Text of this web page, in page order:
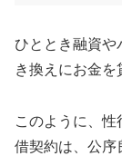
ひととき融資や
き換えにお金を
このように、
借契約は、公序